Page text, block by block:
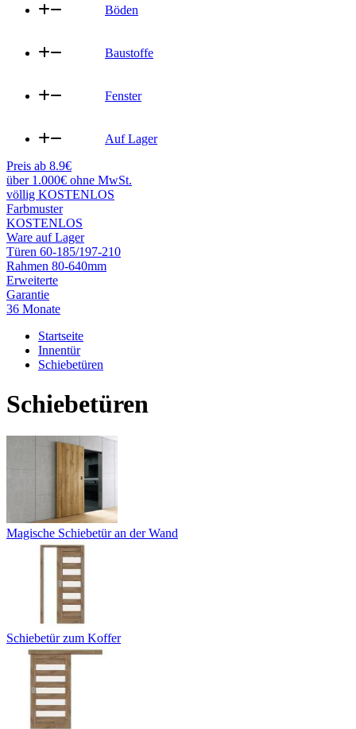
Böden
Baustoffe
Fenster
Auf Lager
Preis ab 8.9€
über 1.000€ ohne MwSt.
völlig KOSTENLOS
Farbmuster
KOSTENLOS
Ware auf Lager
Türen 60-185/197-210
Rahmen 80-640mm
Erweiterte
Garantie
36 Monate
Startseite
Innentür
Schiebetüren
Schiebetüren
Magische Schiebetür an der Wand
Schiebetür zum Koffer